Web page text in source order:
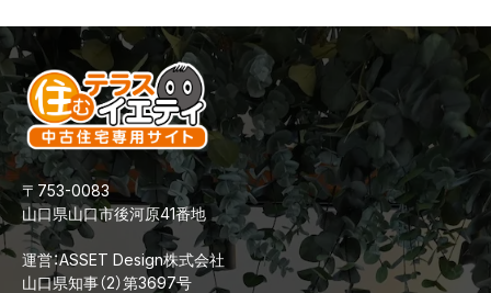
〒753-0083
山口県山口市後河原41番地
運営：ASSET Design株式会社
山口県知事（2）第3697号